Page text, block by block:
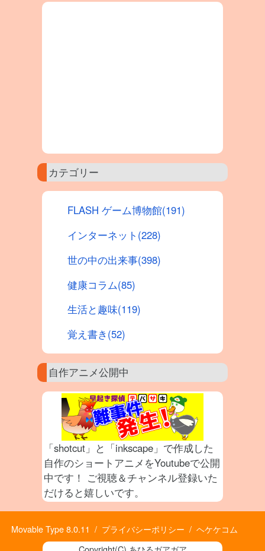
カテゴリー
FLASH ゲーム博物館(191)
インターネット(228)
世の中の出来事(398)
健康コラム(85)
生活と趣味(119)
覚え書き(52)
自作アニメ公開中
「shotcut」と「inkscape」で作成した
自作のショートアニメをYoutubeで公開
中です！ ご視聴＆チャンネル登録いた
だけると嬉しいです。
Movable Type 8.0.11 / プライバシーポリシー / ヘケケコム